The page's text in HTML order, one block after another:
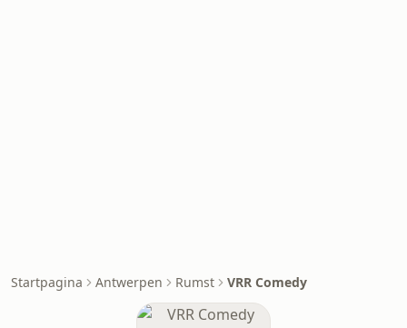
Startpagina Antwerpen Rumst VRR Comedy